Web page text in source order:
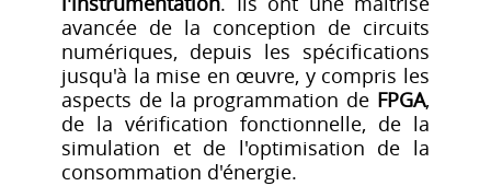
avancée de la conception de circuits
numériques, depuis les spécifications
jusqu'à la mise en œuvre, y compris les
aspects de la programmation de FPGA,
de la vérification fonctionnelle, de la
simulation et de l'optimisation de la
consommation d'énergie.